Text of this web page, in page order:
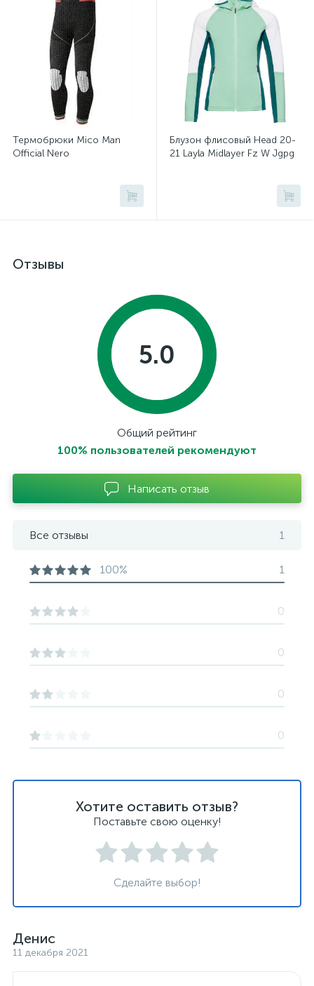
Термобрюки Mico Man
Official Nero
Блузон флисовый Head 20-
21 Layla Midlayer Fz W Jgpg
Отзывы
Хотите оставить отзыв?
Поставьте свою оценку!
Сделайте выбор!
Денис
11 декабря 2021
5.0
Общий рейтинг
100% пользователей рекомендуют
Написать отзыв
Все отзывы 1
100% 1
0
0
0
0